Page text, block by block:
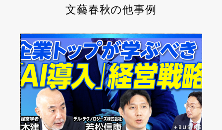
文藝春秋の他事例